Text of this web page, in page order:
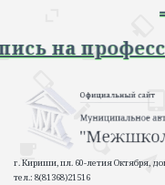
Запись на
г. Кириши, пл. 60-летия Октября,
тел.: 8(81368)21516